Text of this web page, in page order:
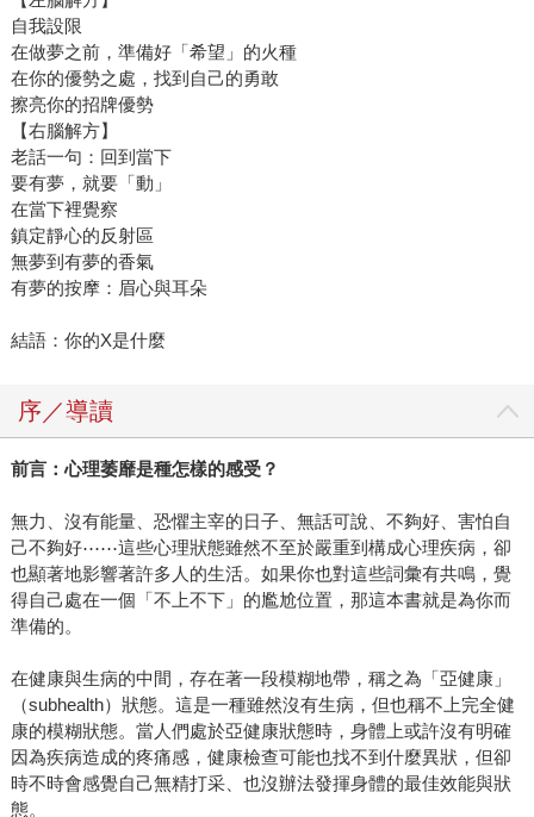
自我設限
在做夢之前，準備好「希望」的火種
在你的優勢之處，找到自己的勇敢
擦亮你的招牌優勢
【右腦解方】
老話一句：回到當下
要有夢，就要「動」
在當下裡覺察
鎮定靜心的反射區
無夢到有夢的香氣
有夢的按摩：眉心與耳朵
結語：你的X是什麼
序／導讀
前言：心理萎靡是種怎樣的感受？
無力、沒有能量、恐懼主宰的日子、無話可說、不夠好、害怕自
己不夠好⋯⋯這些心理狀態雖然不至於嚴重到構成心理疾病，卻
也顯著地影響著許多人的生活。如果你也對這些詞彙有共鳴，覺
得自己處在一個「不上不下」的尷尬位置，那這本書就是為你而
準備的。
在健康與生病的中間，存在著一段模糊地帶，稱之為「亞健康」
（subhealth）狀態。這是一種雖然沒有生病，但也稱不上完全健
康的模糊狀態。當人們處於亞健康狀態時，身體上或許沒有明確
因為疾病造成的疼痛感，健康檢查可能也找不到什麼異狀，但卻
時不時會感覺自己無精打采、也沒辦法發揮身體的最佳效能與狀
態。